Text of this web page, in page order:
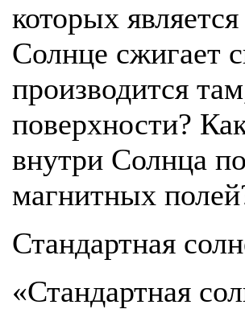
которых
Солнце сжигает
производится
поверхности?
внутри Солнца
магнитных
Стандартная
«Стандартная